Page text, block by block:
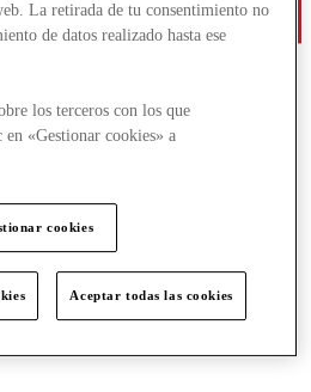
La retirada de tu consentimiento no
de datos realizado hasta ese
los terceros con los que
«Gestionar cookies» a
cookies
Aceptar todas las cookies